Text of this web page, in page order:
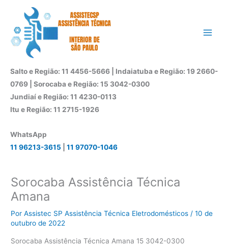
conteúdo
Salto e Região: 11 4456-5666 | Indaiatuba e Região: 19 2660-
0769 | Sorocaba e Região: 15 3042-0300
Jundiaí e Região: 11 4230-0113
Itu e Região: 11 2715-1926
WhatsApp
11 96213-3615
11 97070-1046
Sorocaba Assistência Técnica
Amana
PorAssistec SP Assistência Técnica Eletrodomésticos/10 de
outubro de 2022
Sorocaba Assistência Técnica Amana 15 3042-0300